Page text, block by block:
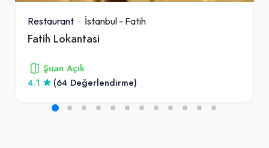
Restaurant İstanbul - Fatih
Fatih Lokantasi
Şuan Açık
4.1
(64 Değerlendirme)